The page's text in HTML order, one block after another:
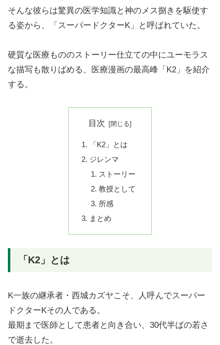
そんな彼らは驚異の医学知識と神のメス捌きを駆使す
る姿から、「スーパードクターK」と呼ばれていた。
硬質な医療もののストーリー仕立ての中にユーモラス
な描写も散りばめる、医療漫画の最高峰「K2」を紹介
する。
目次
「K2」とは
ジレンマ
ストーリー
教授として
所感
まとめ
「K2」とは
K一族の継承者・西城カズヤこそ、人呼んでスーパー
ドクターKその人である。
最期まで医師として患者と向き合い、30代半ばの若さ
で逝去した。